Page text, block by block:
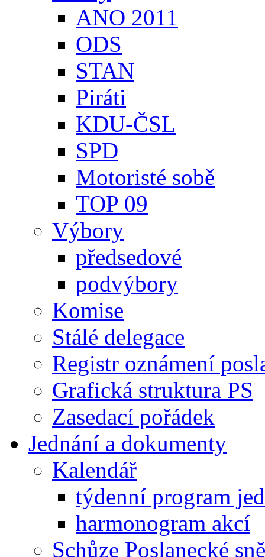
ANO 2011
ODS
STAN
Piráti
KDU-ČSL
SPD
Motoristé sobě
TOP 09
Výbory
předsedové
podvýbory
Komise
Stálé delegace
Registr oznámení
Grafická struktura PS
Zasedací pořádek
Jednání a dokumenty
Kalendář
týdenní program
harmonogram akcí
Schůze Poslanecké